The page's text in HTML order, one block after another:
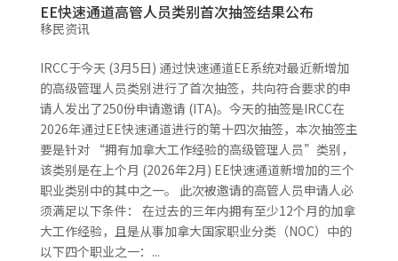
EE快速通道高管人员类别首次抽签结果公布
移民资讯
IRCC于今天 (3月5日) 通过快速通道EE系统对最近新增加
的高级管理人员类别进行了首次抽签，共向符合要求的申
请人发出了250份申请邀请 (ITA)。今天的抽签是IRCC在
2026年通过EE快速通道进行的第十四次抽签，本次抽签主
要是针对 “拥有加拿大工作经验的高级管理人员”类别，
该类别是在上个月 (2026年2月) EE快速通道新增加的三个
职业类别中的其中之一。 此次被邀请的高管人员申请人必
须满足以下条件： 在过去的三年内拥有至少12个月的加拿
大工作经验，且是从事加拿大国家职业分类（NOC）中的
以下四个职业之一：...